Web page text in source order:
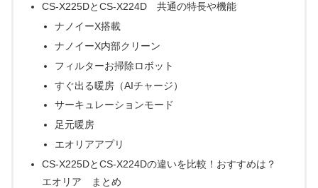
CS-X225DとCS-X224D 共通の特長や機能
ナノイーX搭載
ナノイーX内部クリーン
フィルターお掃除ロボット
すぐ出る暖房（AIチャージ）
サーキュレーションモード
足元暖房
エオリアアプリ
CS-X225DとCS-X224Dの違いを比較！おすすめは？
エオリア まとめ